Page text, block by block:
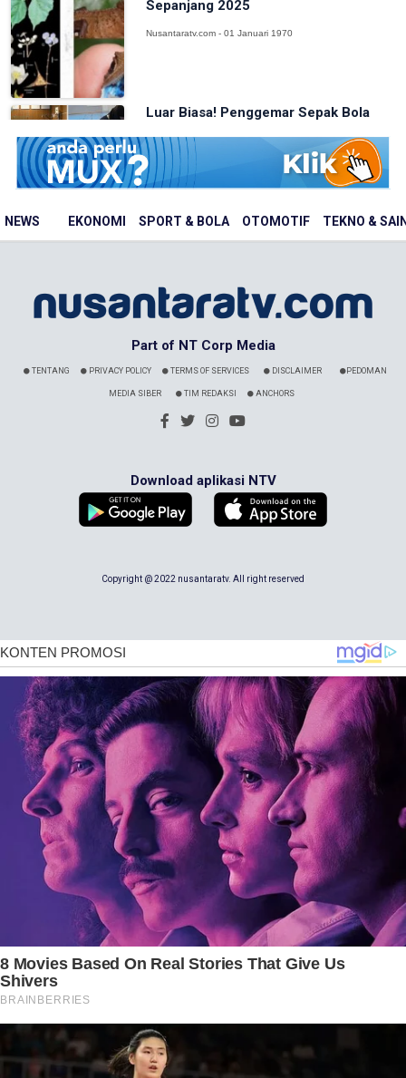
NEWS EKONOMI SPORT & BOLA OTOMOTIF TEKNO &
Sepanjang 2025
Nusantaratv.com - 01 Januari 1970
Luar Biasa! Penggemar Sepak Bola
Juggling...
Nusantaratv.com - 01 Januari 1970
Part of NT Corp Media
TENTANG PRIVACY POLICY TERMS OF SERVICES DISCLAIMER PEDOMAN
MEDIA SIBER TIM REDAKSI ANCHORS
Download aplikasi NTV
Copyright @ 2022 nusantaratv. All right reserved